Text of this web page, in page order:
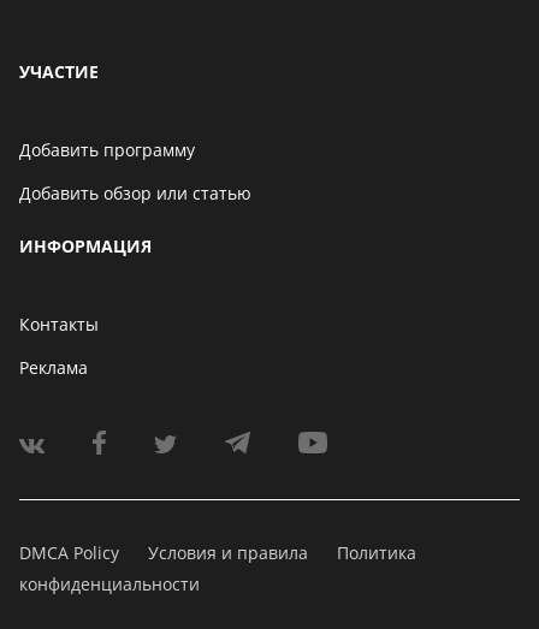
УЧАСТИЕ
Добавить программу
Добавить обзор или статью
ИНФОРМАЦИЯ
Контакты
Реклама
DMCA Policy Условия и правила
Политика
конфиденциальности